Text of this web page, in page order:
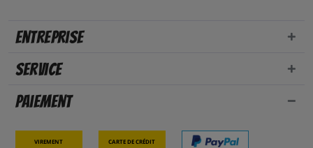
Entreprise
Service
Paiement
Virement Carte de crédit